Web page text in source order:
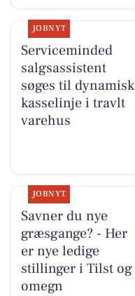
JOBNYT
Serviceminded
salgsassistent
søges til dynamisk
kasselinje i travlt
varehus
JOBNYT
Savner du nye
græsgange? - Her
er nye ledige
stillinger i Tilst og
omegn